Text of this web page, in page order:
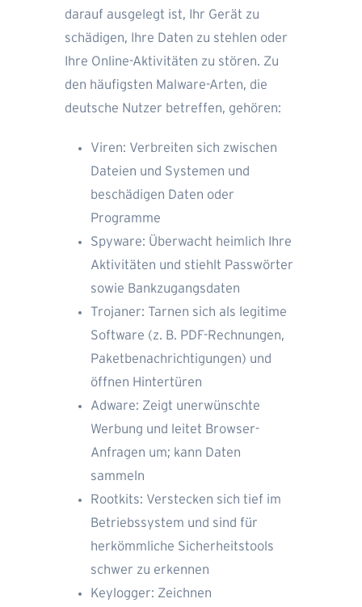
darauf ausgelegt ist, Ihr Gerät zu
schädigen, Ihre Daten zu stehlen oder
Ihre Online-Aktivitäten zu stören. Zu
den häufigsten Malware-Arten, die
deutsche Nutzer betreffen, gehören:
Viren: Verbreiten sich zwischen
Dateien und Systemen und
beschädigen Daten oder
Programme
Spyware: Überwacht heimlich Ihre
Aktivitäten und stiehlt Passwörter
sowie Bankzugangsdaten
Trojaner: Tarnen sich als legitime
Software (z. B. PDF-Rechnungen,
Paketbenachrichtigungen) und
öffnen Hintertüren
Adware: Zeigt unerwünschte
Werbung und leitet Browser-
Anfragen um; kann Daten
sammeln
Rootkits: Verstecken sich tief im
Betriebssystem und sind für
herkömmliche Sicherheitstools
schwer zu erkennen
Keylogger: Zeichnen